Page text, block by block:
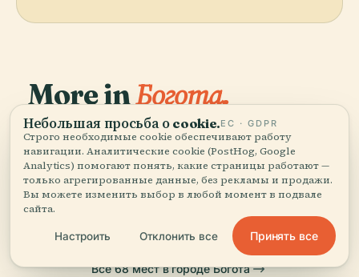
More inБогота.
68 мест, чтобы открыть — некоторые стоит
соединить вместе.
PLACE
Музей Золота
(Богота)
PLACE
Национальный
Музей
Колумбии
Площадь
Боливара
PLACE
Главный Собор
Боготы
Все 68 мест в городе Богота
Небольшая просьба о cookie.ЕС · GDPR
Строго необходимые cookie обеспечивают работу
навигации. Аналитические cookie (PostHog, Google
Analytics) помогают понять, какие страницы работают —
только агрегированные данные, без рекламы и продажи.
Вы можете изменить выбор в любой момент в подвале
сайта.
Настроить Отклонить все Принять все